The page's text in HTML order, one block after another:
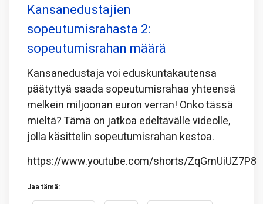
Kansanedustajien
sopeutumisrahasta 2:
sopeutumisrahan määrä
Kansanedustaja voi eduskuntakautensa
päätyttyä saada sopeutumisrahaa yhteensä
melkein miljoonan euron verran! Onko tässä
mieltä? Tämä on jatkoa edeltävälle videolle,
jolla käsittelin sopeutumisrahan kestoa.
https://www.youtube.com/shorts/ZqGmUiUZ7P8
Jaa tämä: